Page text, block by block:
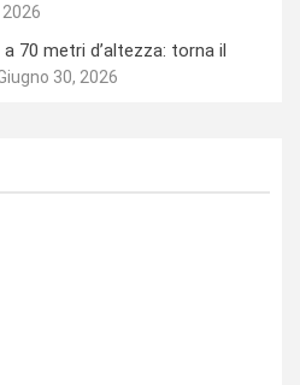
2026
70 metri d’altezza: torna il
30, 2026